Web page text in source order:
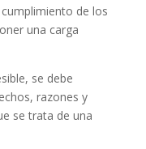
de los
una carga
se debe
razones y
se trata de una